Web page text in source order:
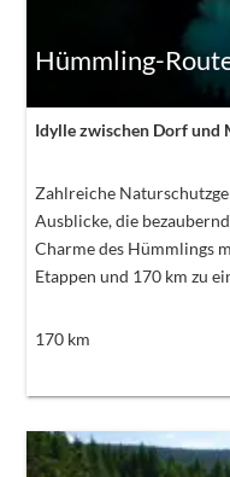
Hümmling-
Idylle zwischen Dorf und
Zahlreiche
Ausblicke, die
Charme des Hümmlings
Etappen und 170 km zu
170km